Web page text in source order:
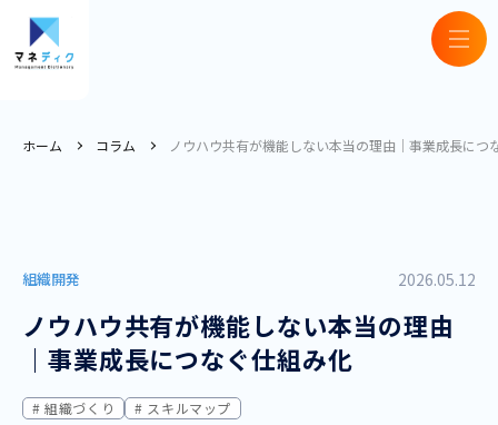
ホーム コラム ノウハウ共有が機能しない本当の理由｜事業成長につ
組織開発 2026.05.12
ノウハウ共有が機能しない本当の理由
｜事業成長につなぐ仕組み化
組織づくり スキルマップ